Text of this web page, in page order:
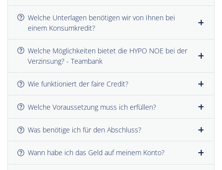
Welche Unterlagen benötigen wir von Ihnen bei
einem Konsumkredit?
​Welche Möglichkeiten bietet die HYPO NOE bei der
Verzinsung? - Teambank
Wie funktioniert der faire Credit?
Welche Voraussetzung muss ich erfüllen?
Was benötige ich für den Abschluss?
Wann habe ich das Geld auf meinem Konto?